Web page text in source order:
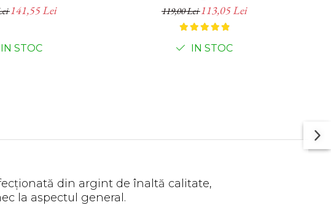
141,55 Lei
IN STOC
119,00 Lei113,05 Lei
IN STOC
din argint de înaltă calitate,
la aspectul general.